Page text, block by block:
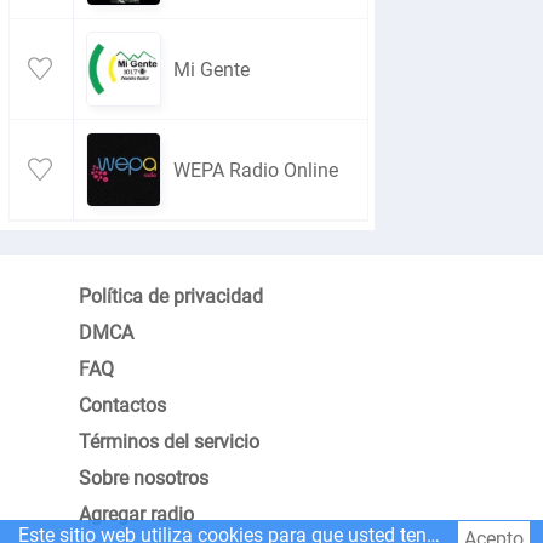
Mi Gente
WEPA Radio Online
Política de privacidad
DMCA
FAQ
Contactos
Términos del servicio
Sobre nosotros
Agregar radio
Este sitio web utiliza cookies para que usted tenga la mejor experiencia.